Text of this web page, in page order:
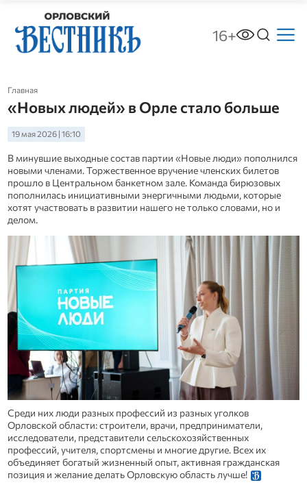
16+
Главная
«Новых людей» в Орле стало больше
19 мая 2026 | 16:10
В минувшие выходные состав партии «Новые люди» пополнился
новыми членами. Торжественное вручение членских билетов
прошло в Центральном банкетном зале. Команда бирюзовых
пополнилась инициативными энергичными людьми, которые
хотят участвовать в развитии нашего не только словами, но и
делом.
Среди них люди разных профессий из разных уголков
Орловской области: строители, врачи, предприниматели,
исследователи, представители сельскохозяйственных
профессий, учителя, спортсмены и многие другие. Всех их
объединяет богатый жизненный опыт, активная гражданская
позиция и желание делать Орловскую область лучше!